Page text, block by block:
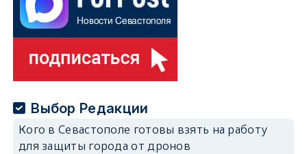
Выбор Редакции
Кого в Севастополе готовы взять на работу
для защиты города от дронов